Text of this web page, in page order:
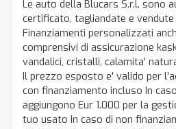
Le auto della Blucars S.r.l. sono
certificato, tagliandate e vendute
Finanziamenti personalizzati
comprensivi di assicurazione
vandalici, cristalli, calamita'
Il prezzo esposto e' valido per
con finanziamento incluso In
aggiungono Eur 1.000 per la
tuo usato In caso di non